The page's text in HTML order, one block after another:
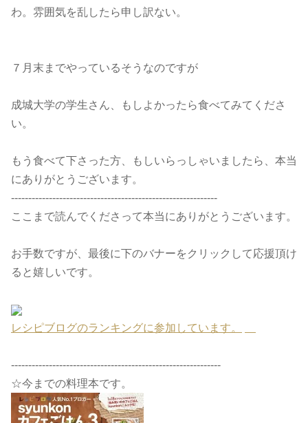
わ。雰囲気を乱したら申し訳ない。
７月末までやっているそうなのですが
成城大学の学生さん、もしよかったら食べてみてくださ
い。
もう食べて下さった方、もしいらっしゃいましたら、本当
にありがとうございます。
------------------------------------------------------------
ここまで読んでくださって本当にありがとうございます。
お手数ですが、最後に下のバナーをクリックして応援頂け
ると嬉しいです。
レシピブログのランキングに参加しています。
-------------------------------------------------------------
☆今までの料理本です。